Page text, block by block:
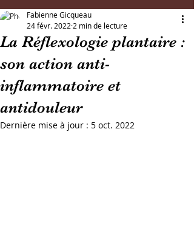
La Réflexologie plantaire :
son action anti-
inflammatoire et
antidouleur
Fabienne Gicqueau
24 févr. 2022 2 min de lecture
Dernière mise à jour : 5 oct. 2022